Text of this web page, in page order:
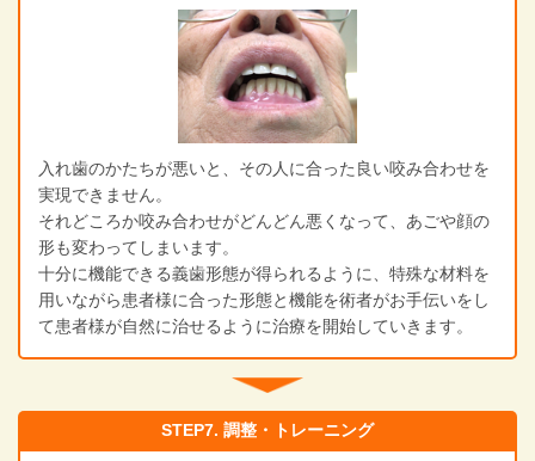
入れ歯のかたちが悪いと、その人に合った良い咬み合わせを
実現できません。
それどころか咬み合わせがどんどん悪くなって、あごや顔の
形も変わってしまいます。
十分に機能できる義歯形態が得られるように、特殊な材料を
用いながら患者様に合った形態と機能を術者がお手伝いをし
て患者様が自然に治せるように治療を開始していきます。
STEP7. 調整・トレーニング